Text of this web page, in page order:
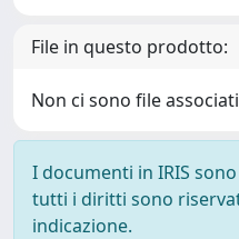
File in questo prodotto:
Non ci sono file
I documenti in IRIS
tutti i diritti sono
indicazione.